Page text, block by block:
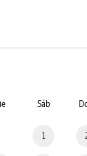
Sáb
1